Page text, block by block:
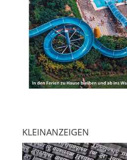
KLEINANZEIGEN